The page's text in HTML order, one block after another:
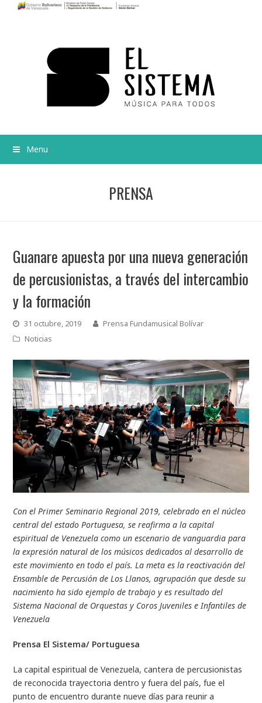
Menu
PRENSA
Guanare apuesta por una nueva generación
de percusionistas, a través del intercambio
y la formación
31 octubre, 2019
Prensa Fundamusical Bolívar
Noticias
Con el Primer Seminario Regional 2019, celebrado en el núcleo
central del estado Portuguesa, se reafirma a la capital
espiritual de Venezuela como un escenario de vanguardia para
la expresión natural de los músicos dedicados al desarrollo de
este movimiento en todo el país. La meta es la reactivación del
Ensamble de Percusión de Los Llanos, agrupación que desde su
nacimiento ha sido ejemplo de trabajo y es resultado del
Sistema Nacional de Orquestas y Coros Juveniles e Infantiles de
Venezuela
Prensa El Sistema/ Portuguesa
La capital espiritual de Venezuela, cantera de percusionistas
de reconocida trayectoria dentro y fuera del país, fue el
punto de encuentro durante nueve días para reunir a